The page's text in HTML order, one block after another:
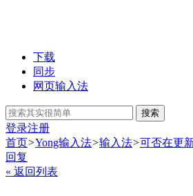
下载
同步
网页输入法
搜索
登录注册
首页>Yong输入法>输入法>可否在更
回复
« 返回列表